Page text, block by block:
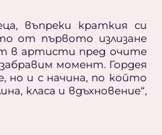
въпреки краткия си
от първото излизане
в артисти пред очите
момент. Гордея
но и с начина, по който
класа и вдъхновение“,